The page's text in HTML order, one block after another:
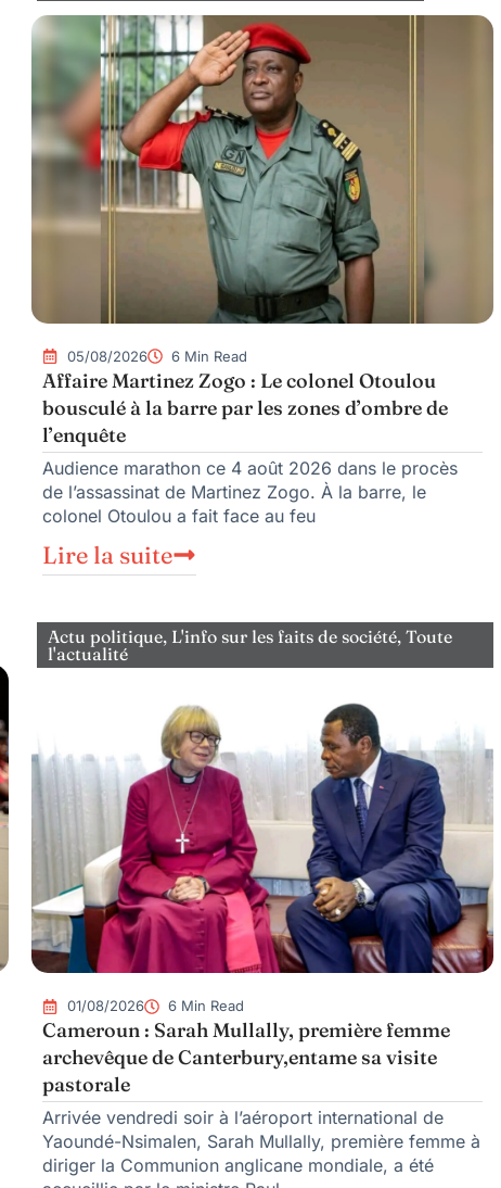
05/08/2026 6 Min Read
Affaire Martinez Zogo : Le colonel Otoulou
bousculé à la barre par les zones d’ombre de
l’enquête
Audience marathon ce 4 août 2026 dans le procès
de l’assassinat de Martinez Zogo. À la barre, le
colonel Otoulou a fait face au feu
Lire la suite
Actu politique, L'info sur les faits de société, Toute
l'actualité
01/08/2026 6 Min Read
Cameroun : Sarah Mullally, première femme
archevêque de Canterbury,entame sa visite
pastorale
Arrivée vendredi soir à l’aéroport international de
Yaoundé-Nsimalen, Sarah Mullally, première femme à
diriger la Communion anglicane mondiale, a été